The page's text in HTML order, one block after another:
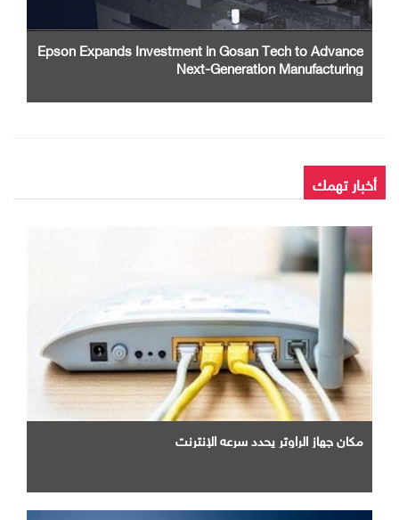
Epson Expands Investment in Gosan Tech to Advance
Next-Generation Manufacturing
أخبار تهمك
مكان جهاز الراوتر يحدد سرعه الإنترنت